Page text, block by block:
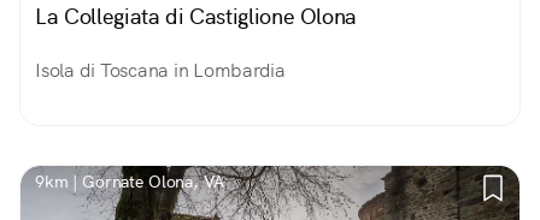
La Collegiata di Castiglione Olona
Isola di Toscana in Lombardia
9km | Gornate Olona, VA